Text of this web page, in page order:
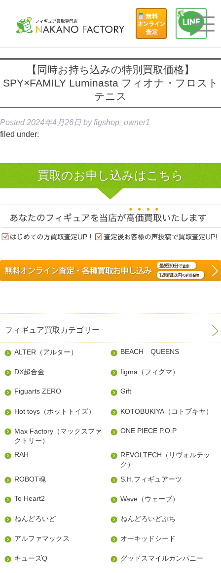
【同時お持ち込みの特別買取価格】
SPY×FAMILY Luminasta フィオナ・フロスト
テニス
Posted 2024年4月26日 by figshop_owner1
filed under:
買取のお申し込みはこちら
フィギュア買取カテゴリー
ALTER（アルター） BEACH QUEENS
DX超合金 figma（フィグマ）
Figuarts ZERO Gift
Hot toys（ホットトイズ） KOTOBUKIYA（コトブキヤ）
Max Factory（マックスファ
クトリー）
ONE PIECE P.O.P
RAH
REVOLTECH（リヴォルテッ
ク）
ROBOT魂
S.H.フィギュアーツ
To Heart2 Wave（ウェーブ）
ねんどろいど ねんどろいどぷち
アルファマックス オーキッドシード
キューズQ グッドスマイルカンパニー